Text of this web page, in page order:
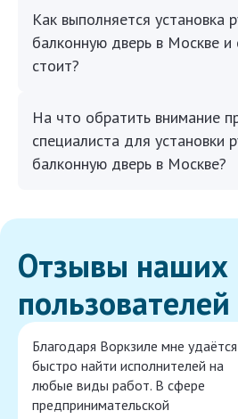
Как выполняется установка
балконную дверь в Москве и
стоит?
На что обратить внимание
специалиста для установки
балконную дверь в Москве?
Отзывы наших
пользователей
Благодаря Воркзиле мне удаётся
быстро найти исполнителей на
любые виды работ. В сфере
предпринимательской